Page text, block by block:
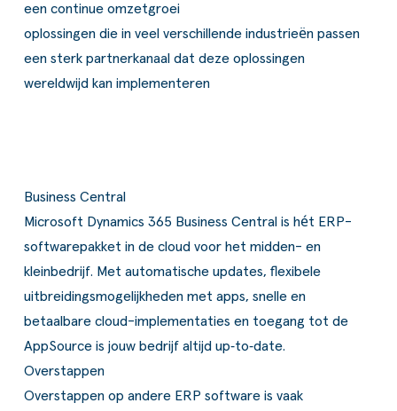
een continue omzetgroei
oplossingen die in veel verschillende industrieën passen
een sterk partnerkanaal dat deze oplossingen
wereldwijd kan implementeren
Business Central
Microsoft Dynamics 365 Business Central is hét ERP-
softwarepakket in de cloud voor het midden- en
kleinbedrijf. Met automatische updates, flexibele
uitbreidingsmogelijkheden met apps, snelle en
betaalbare cloud-implementaties en toegang tot de
AppSource is jouw bedrijf altijd up‑to‑date.
Overstappen
Overstappen op andere ERP software is vaak